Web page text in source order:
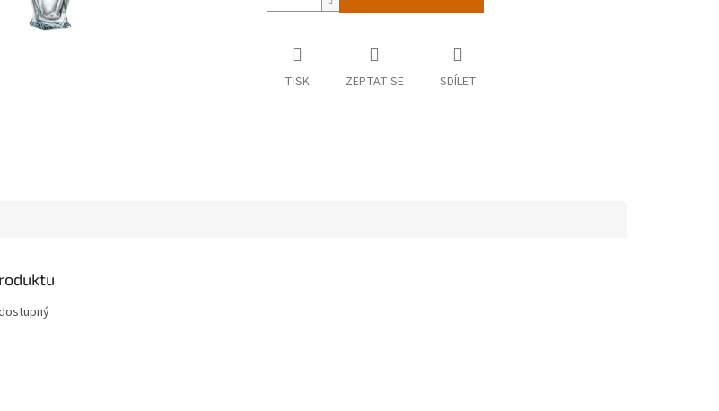
TISK ZEPTAT SE SDÍLET